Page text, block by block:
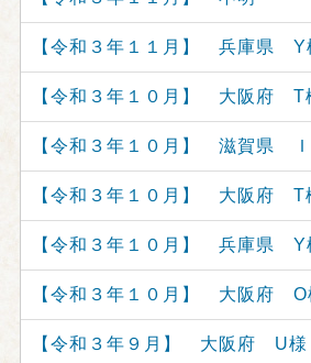
【令和３年１１月】 兵庫県 Y
【令和３年１０月】 大阪府 T
【令和３年１０月】 滋賀県
【令和３年１０月】 大阪府 T
【令和３年１０月】 兵庫県 Y
【令和３年１０月】 大阪府 O
【令和３年９月】 大阪府 U様